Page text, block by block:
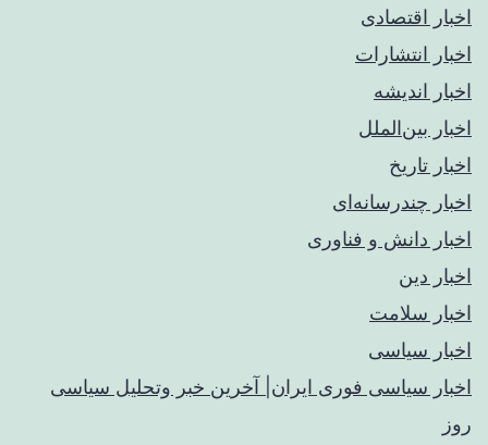
اخبار اقتصادی
اخبار انتشارات
اخبار اندیشه
اخبار بین‌الملل
اخبار تاریخ
اخبار چندرسانه‌ای
اخبار دانش و فناوری
اخبار دین
اخبار سلامت
اخبار سیاسی
اخبار سیاسی فوری ایران| آخرین خبر وتحلیل سیاسی
روز